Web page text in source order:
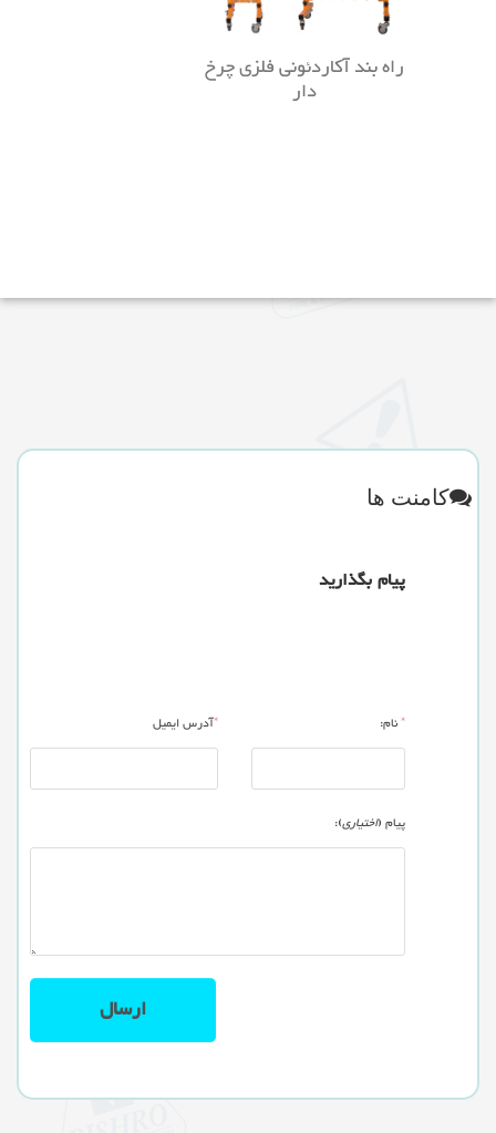
راه بند آکاردئونی فلزی چرخ
دار
کامنت ها
پیام بگذارید
*نام: *آدرس ایمیل
پیام (اختیاری):